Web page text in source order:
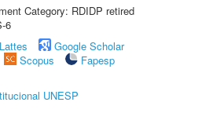
Category: RDIDP retired
6
Google Scholar
Scopus
Fapesp
UNESP